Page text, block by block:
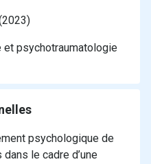
et psychotraumatologie
psychologique de
le cadre d’une